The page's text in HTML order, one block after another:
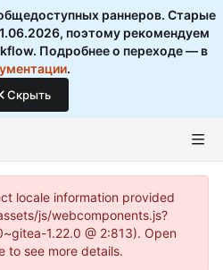
раннеров. Старые
поэтому рекомендуем
Подробнее о переходе — в
.
Скрыть
locale information provided
js/webcomponents.js?
1.22.0 @ 2:813). Open
to see more details.